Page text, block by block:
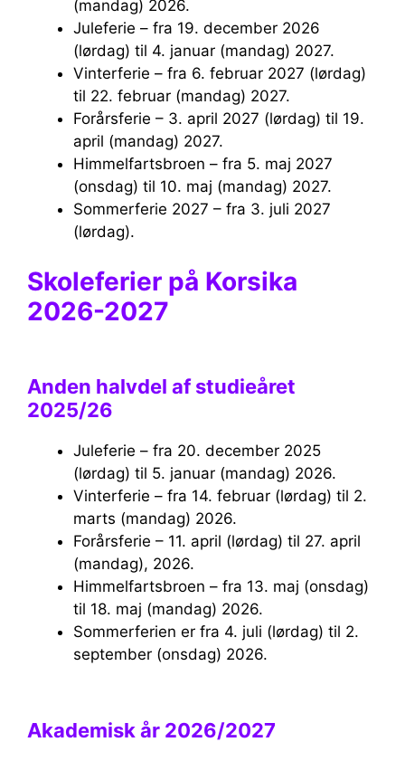
(mandag) 2026.
Juleferie – fra 19. december 2026
(lørdag) til 4. januar (mandag) 2027.
Vinterferie – fra 6. februar 2027 (lørdag)
til 22. februar (mandag) 2027.
Forårsferie – 3. april 2027 (lørdag) til 19.
april (mandag) 2027.
Himmelfartsbroen – fra 5. maj 2027
(onsdag) til 10. maj (mandag) 2027.
Sommerferie 2027 – fra 3. juli 2027
(lørdag).
Skoleferier på Korsika
2026-2027
Anden halvdel af studieåret
2025/26
Juleferie – fra 20. december 2025
(lørdag) til 5. januar (mandag) 2026.
Vinterferie – fra 14. februar (lørdag) til 2.
marts (mandag) 2026.
Forårsferie – 11. april (lørdag) til 27. april
(mandag), 2026.
Himmelfartsbroen – fra 13. maj (onsdag)
til 18. maj (mandag) 2026.
Sommerferien er fra 4. juli (lørdag) til 2.
september (onsdag) 2026.
Akademisk år 2026/2027